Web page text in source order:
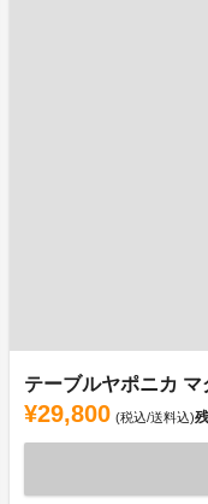
テーブルヤポニカ マ
¥29,800 (税込/送料込)